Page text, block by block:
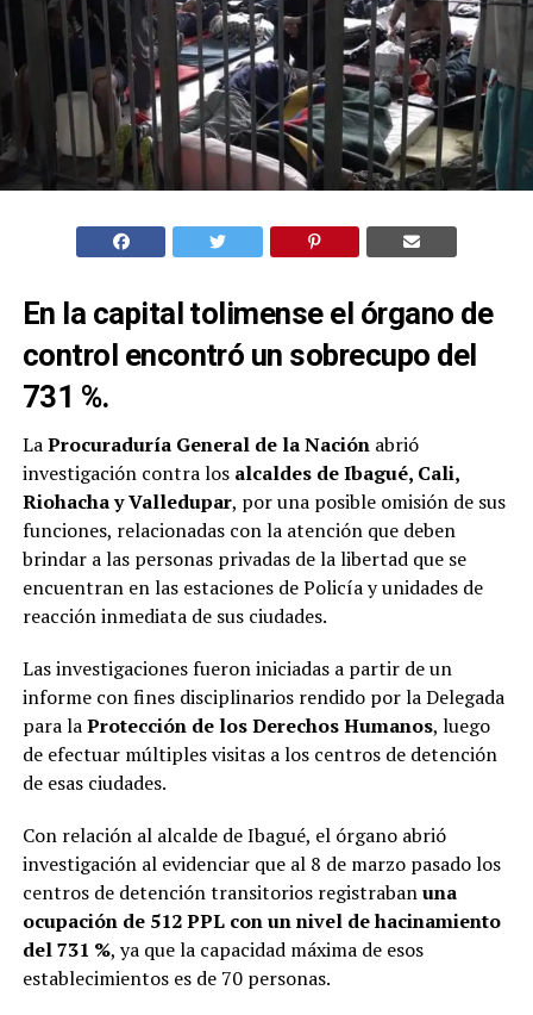
En la capital tolimense el órgano de
control encontró un sobrecupo del
731 %.
LaProcuraduría General de la Naciónabrió
investigación contra los alcaldes de Ibagué, Cali,
Riohacha y Valledupar, por una posible omisión de sus
funciones, relacionadas con la atención que deben
brindar a las personas privadas de la libertad que se
encuentran en las estaciones de Policía y unidades de
reacción inmediata de sus ciudades.
Las investigaciones fueron iniciadas a partir de un
informe con fines disciplinarios rendido por la Delegada
para laProtección de los Derechos Humanos, luego
de efectuar múltiples visitas a los centros de detención
de esas ciudades.
Con relación al alcalde de Ibagué, el órgano abrió
investigación al evidenciar que al 8 de marzo pasado los
centros de detención transitorios registrabanuna
ocupación de 512 PPL con un nivel de hacinamiento
del 731 %, ya que la capacidad máxima de esos
establecimientos es de 70 personas.